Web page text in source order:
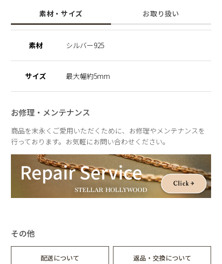
素材・サイズ お取り扱い
素材 シルバー925
サイズ 最大幅約5mm
お修理・メンテナンス
商品を末永くご愛用いただくために、お修理やメンテナンスを
行っております。お気軽にお問い合わせください。
その他
配送について 返品・交換について